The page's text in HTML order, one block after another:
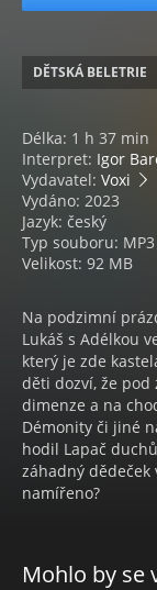
DĚTSKÁ BELETRIE
Délka: 1 h 37 min
Interpret: Igor
Vydavatel: Voxi
Vydáno: 2023
Jazyk: český
Typ souboru: MP3
Velikost: 92 MB
Na podzimní
Lukáš s Adélkou
který je zde
děti dozví, že
dimenze a na
Démonity či jiné
hodil Lapač
záhadný dědeček
namířeno?
Mohlo by se